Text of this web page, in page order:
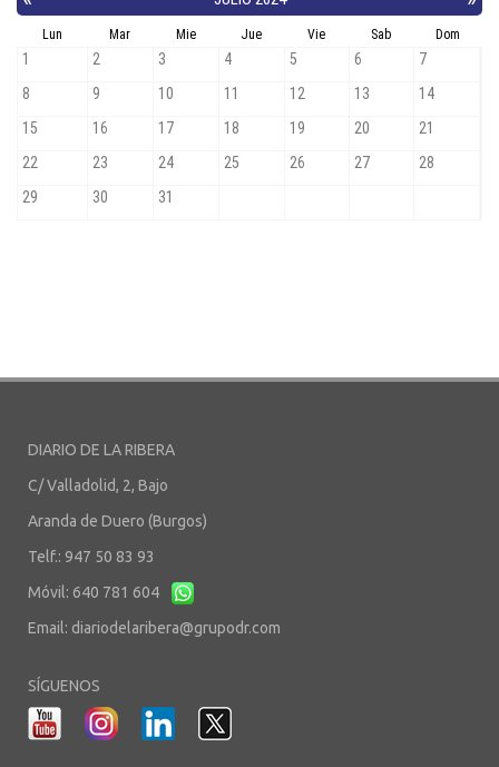
DIARIO DE LA RIBERA
C/ Valladolid, 2, Bajo
Aranda de Duero (Burgos)
Telf.: 947 50 83 93
Móvil: 640 781 604
Email: diariodelaribera@grupodr.com
SÍGUENOS